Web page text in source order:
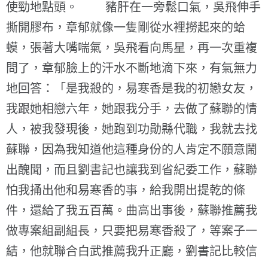
使勁地點頭。 豬肝在一旁鬆口氣，吳飛伸手
撕開膠布，章郁就像一隻剛從水裡撈起來的蛤
蟆，張著大嘴喘氣，吳飛看向馬星，再一次重複
問了，章郁臉上的汗水不斷地滴下來，有氣無力
地回答：「是我殺的，易寒香是我的初戀女友，
我跟她相戀六年，她跟我分手，去做了蘇聯的情
人，被我發現後，她跑到功勛縣代職，我就去找
蘇聯，因為我知道他這種身份的人肯定不願意鬧
出醜聞，而且劉書記也讓我到省紀委工作，蘇聯
怕我捅出他和易寒香的事，給我開出提乾的條
件，還給了我五百萬。曲高出事後，蘇聯推薦我
做專案組副組長，只要把易寒香殺了，等案子一
結，他就聯合白武推薦我升正廳，劉書記比較信